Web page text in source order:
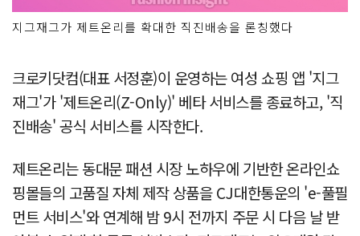
지그재그가 제트온리를 확대한 직진배송을 론칭했다
크로키닷컴(대표 서정훈)이 운영하는 여성 쇼핑 앱 '지그
재그'가 '제트온리(Z-Only)' 베타 서비스를 종료하고, '직
진배송' 공식 서비스를 시작한다.
제트온리는 동대문 패션 시장 노하우에 기반한 온라인쇼
핑몰들의 고품질 자체 제작 상품을 CJ대한통운의 'e-풀필
먼트 서비스'와 연계해 밤 9시 전까지 주문 시 다음 날 받